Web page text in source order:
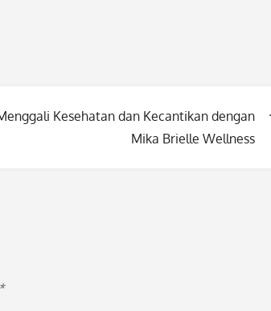
Kesehatan dan Kecantikan dengan
Mika Brielle Wellness
*